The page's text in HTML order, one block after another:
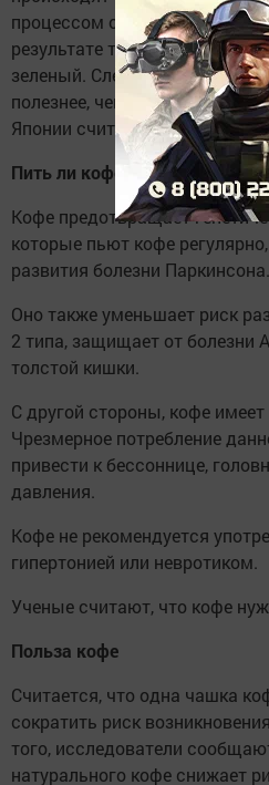
процессом обработки
результате теряет больше
зеленый. Следовательно,
полезнее, чем черный.
Японии считается
Пить ли кофе?
Кофе предотвращает
которые пьют кофе
развития болезни Паркинсона.
Оно также уменьшает риск
2 типа, защищает от болезни
толстой кишки.
С другой стороны, кофе
Чрезмерное потребление
привести к бессоннице,
давления.
Кофе не рекомендуется
гипертонией или невротиком.
Ученые считают, что кофе
Польза кофе
Считается, что одна чашка
сократить риск
того, исследователи
натурального кофе снижает